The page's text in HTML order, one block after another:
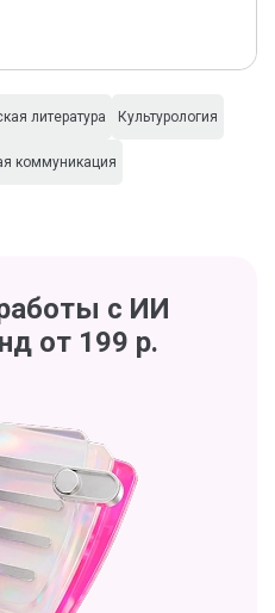
литература Культурология
коммуникация
с ИИ
от 199 р.